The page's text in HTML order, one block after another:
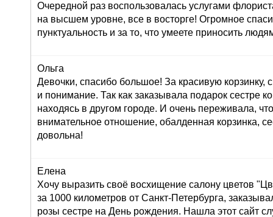
Очередной раз воспользовалась услугами
на высшем уровне, все в восторге! Огромное
пунктуальность и за то, что умеете приносить
Ольга
Девочки, спасибо большое! За красивую корзинку,
и понимание. Так как заказывала подарок сестре
находясь в другом городе. И очень переживала,
внимательное отношение, обалденная корзинка,
довольна!
Елена
Хочу выразить своё восхищение салону цветов
за 1000 километров от Санкт-Петербурга,
розы сестре на День рождения. Нашла этот сайт